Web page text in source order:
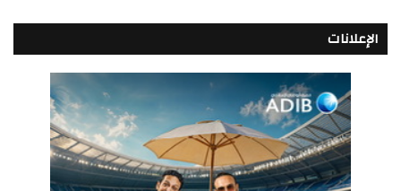
الإعلانات